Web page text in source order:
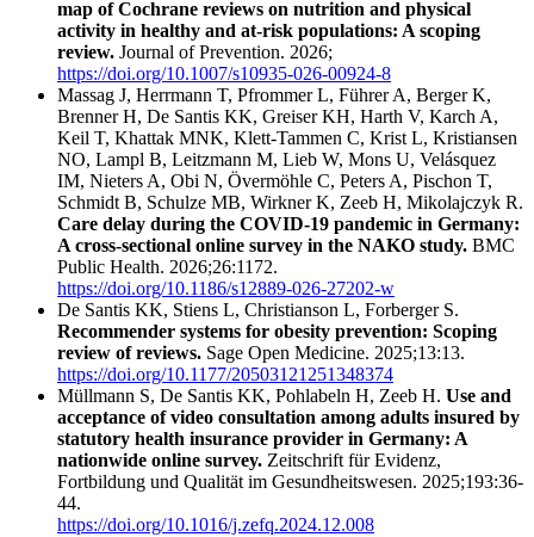
map of Cochrane reviews on nutrition and physical
activity in healthy and at-risk populations: A scoping
review. Journal of Prevention. 2026;
https://doi.org/10.1007/s10935-026-00924-8
Massag J, Herrmann T, Pfrommer L, Führer A, Berger K,
Brenner H, De Santis KK, Greiser KH, Harth V, Karch A,
Keil T, Khattak MNK, Klett-Tammen C, Krist L, Kristiansen
NO, Lampl B, Leitzmann M, Lieb W, Mons U, Velásquez
IM, Nieters A, Obi N, Övermöhle C, Peters A, Pischon T,
Schmidt B, Schulze MB, Wirkner K, Zeeb H, Mikolajczyk R.
Care delay during the COVID-19 pandemic in Germany:
A cross-sectional online survey in the NAKO study. BMC
Public Health. 2026;26:1172.
https://doi.org/10.1186/s12889-026-27202-w
De Santis KK, Stiens L, Christianson L, Forberger S.
Recommender systems for obesity prevention: Scoping
review of reviews. Sage Open Medicine. 2025;13:13.
https://doi.org/10.1177/20503121251348374
Müllmann S, De Santis KK, Pohlabeln H, Zeeb H. Use and
acceptance of video consultation among adults insured by
statutory health insurance provider in Germany: A
nationwide online survey. Zeitschrift für Evidenz,
Fortbildung und Qualität im Gesundheitswesen. 2025;193:36-
44.
https://doi.org/10.1016/j.zefq.2024.12.008